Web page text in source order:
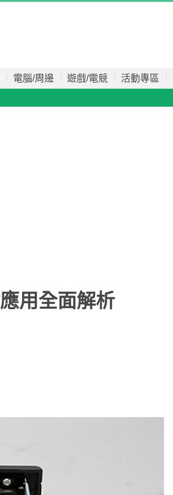
電腦/周邊 遊戲/電競 活動專區
用全面解析